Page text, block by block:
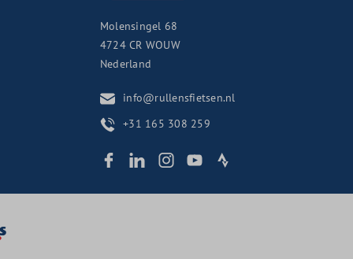
Molensingel 68
4724 CR WOUW
Nederland
info@rullensfietsen.nl
+31 165 308 259